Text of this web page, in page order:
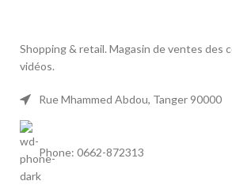
Shopping & retail. Magasin de ventes des
vidéos.
Rue Mhammed Abdou, Tanger 90000
Phone: 0662-872313